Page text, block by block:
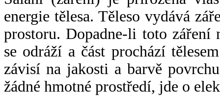
energie tělesa. Těleso vydává
prostoru. Dopadne-li toto záření
se odráží a část prochází
závisí na jakosti a barvě
žádné hmotné prostředí, jde o